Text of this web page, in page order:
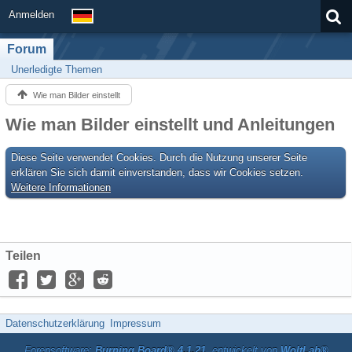
Anmelden
Forum
Unerledigte Themen
Wie man Bilder einstellt
Wie man Bilder einstellt und Anleitungen
Diese Seite verwendet Cookies. Durch die Nutzung unserer Seite
erklären Sie sich damit einverstanden, dass wir Cookies setzen.
Weitere Informationen
Teilen
Datenschutzerklärung Impressum